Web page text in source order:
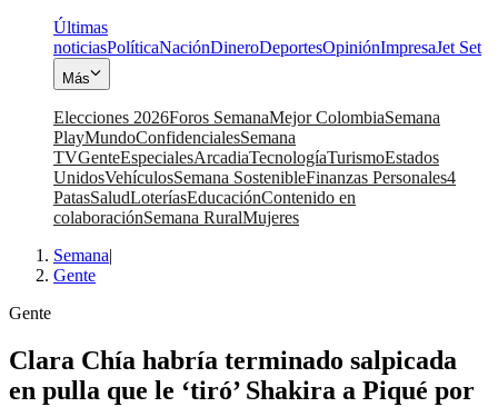
Últimas
noticiasPolíticaNaciónDineroDeportesOpiniónImpresaJet Set
Más
Elecciones 2026Foros SemanaMejor ColombiaSemana
PlayMundoConfidencialesSemana
TVGenteEspecialesArcadiaTecnologíaTurismoEstados
UnidosVehículosSemana SostenibleFinanzas Personales4
PatasSaludLoteríasEducaciónContenido en
colaboraciónSemana RuralMujeres
Semana|
Gente
Gente
Clara Chía habría terminado salpicada
en pulla que le ‘tiró’ Shakira a Piqué por